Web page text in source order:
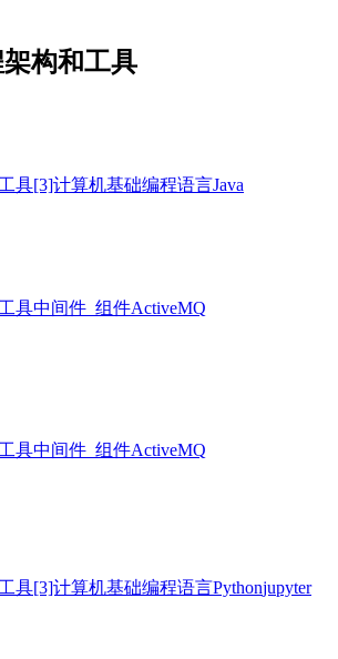
构和工具
具[3]计算机基础编程语言Java
具中间件_组件ActiveMQ
具中间件_组件ActiveMQ
具[3]计算机基础编程语言Pythonjupyter